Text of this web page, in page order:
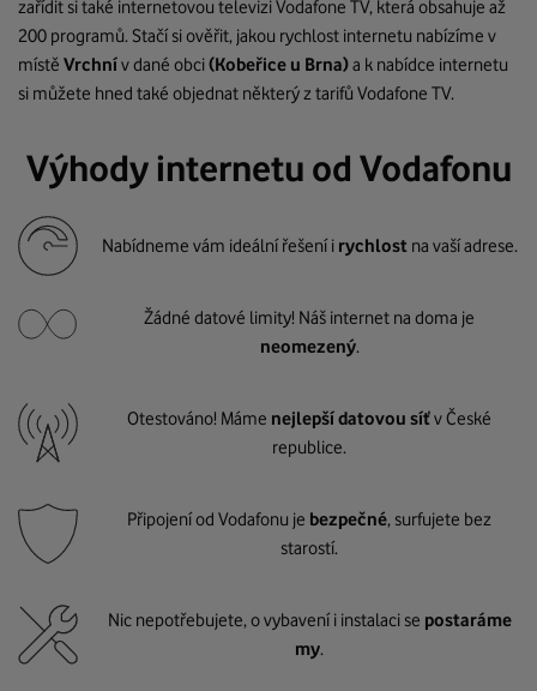
zařídit si také internetovou televizi Vodafone TV, která obsahuje až
200 programů. Stačí si ověřit, jakou rychlost internetu nabízíme v
místě Vrchnív dané obci(Kobeřice u Brna)a k nabídce internetu
si můžete hned také objednat některý z tarifů Vodafone TV.
Výhody internetu od Vodafonu
Nabídneme vám ideální řešení i rychlost na vaší adrese.
Žádné datové limity! Náš internet na doma je
neomezený.
Otestováno! Máme nejlepší datovou síťv České
republice.
Připojení od Vodafonu je bezpečné, surfujete bez
starostí.
Nic nepotřebujete, o vybavení i instalaci se postaráme
my.